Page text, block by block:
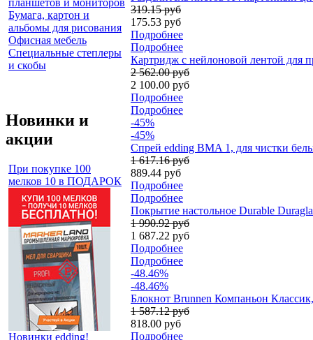
планшетов и мониторов
Бумага, картон и
альбомы для рисования
Офисная мебель
Специальные степлеры
и скобы
Новинки и
акции
При покупке 100
мелков 10 в ПОДАРОК
Новинки edding!
319.15 руб
175.53 руб
Подробнее
Подробнее
Картридж c нейлоновой лентой для
2 562.00 руб
2 100.00 руб
Подробнее
Подробнее
-45%
-45%
Спрей edding BMA 1, для чистки
1 617.16 руб
889.44 руб
Подробнее
Подробнее
Покрытие настольное Durable
1 990.92 руб
1 687.22 руб
Подробнее
Подробнее
-48.46%
-48.46%
Блокнот Brunnen Компаньон
1 587.12 руб
818.00 руб
Подробнее